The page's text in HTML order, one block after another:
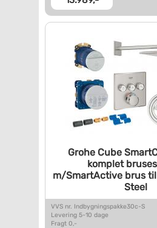
Grohe Cube
komplet
m/SmartActive brus til
Steel
VVS nr. Indbygningspakke30c-S
Levering 5-10 dage
Fragt 0,-